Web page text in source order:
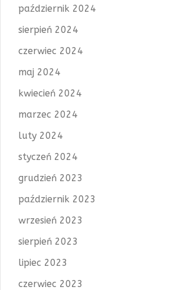
październik 2024
sierpień 2024
czerwiec 2024
maj 2024
kwiecień 2024
marzec 2024
luty 2024
styczeń 2024
grudzień 2023
październik 2023
wrzesień 2023
sierpień 2023
lipiec 2023
czerwiec 2023